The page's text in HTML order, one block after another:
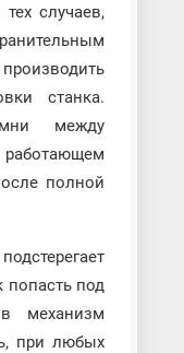
случаев,
станка.
между
полной
попасть под
механизм
при любых